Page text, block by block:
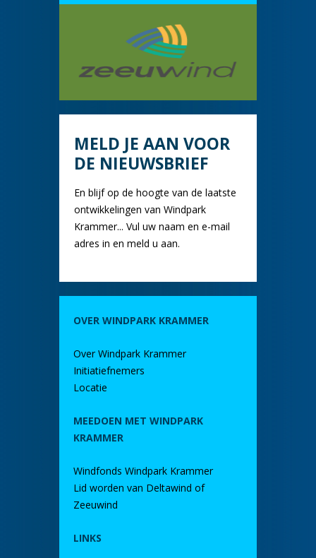
MELD JE AAN VOOR
DE NIEUWSBRIEF
En blijf op de hoogte van de laatste
ontwikkelingen van Windpark
Krammer... Vul uw naam en e-mail
adres in en meld u aan.
OVER WINDPARK KRAMMER
Over Windpark Krammer
Initiatiefnemers
Locatie
MEEDOEN MET WINDPARK
KRAMMER
Windfonds Windpark Krammer
Lid worden van Deltawind of
Zeeuwind
LINKS